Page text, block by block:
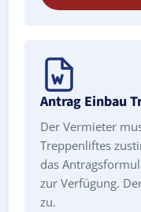
Antrag Einbau
Der Vermieter
Treppenliftes
das
zur Verfügung.
zu.